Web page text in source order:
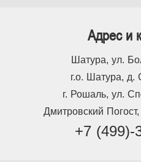
Адрес и
Шатура, ул.
г.о. Шатура, д.
г. Рошаль, ул.
Дмитровский
+7 (499)-